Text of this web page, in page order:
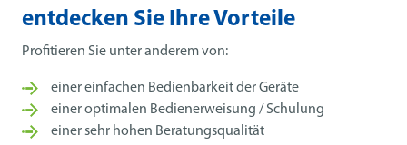
entdecken Sie Ihre Vorteile
Profitieren Sie unter anderem von:
einer einfachen Bedienbarkeit der Geräte
einer optimalen Bedienerweisung / Schulung
einer sehr hohen Beratungsqualität